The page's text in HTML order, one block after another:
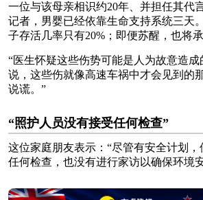
一位与该母亲相识约20年、并担任其代
记者，男婴已经依靠生命支持系统三天
子存活几率只有20%；即便苏醒，也将
“医生怀疑这些伤势可能是人为故意造
说，这些伤就像高速车祸中才会见到的
说谎。”
“照护人员没有接受任何检查”
这位家庭朋友表示：“尽管有安全计划
任何检查，也没有进行家访以确保环境